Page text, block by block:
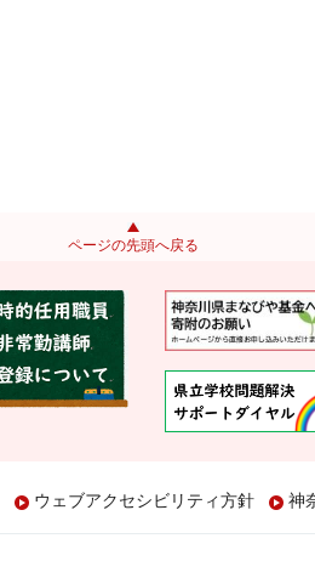
ページの先頭へ戻る
ウェブアクセシビリティ方針 神